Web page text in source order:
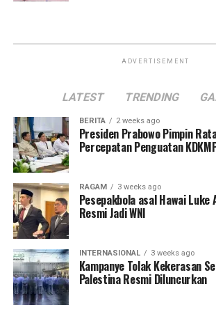
ADVERTISEMENT
LATEST TRENDING
BERITA 2 weeks ago
Presiden Prabowo Pimpin
Percepatan Penguatan
RAGAM 3 weeks ago
Pesepakbola asal Hawai Luke
Resmi Jadi WNI
INTERNASIONAL 3 weeks ago
Kampanye Tolak Kekerasan
Palestina Resmi Diluncurkan